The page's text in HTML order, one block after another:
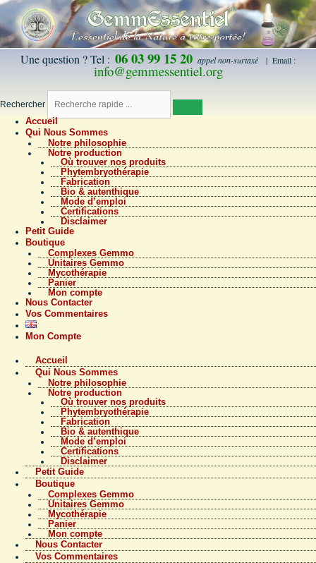
Une question ? Tel : 06 03 99 15 20 appel non-surtaxé | Email :
info@gemmessentiel.org
Rechercher
Accueil
Qui Nous Sommes
Notre philosophie
Notre production
Où trouver nos produits
Phytembryothérapie
Fabrication
Bio & autenthique
Mode d’emploi
Certifications
Disclaimer
Petit Guide
Boutique
Complexes Gemmo
Unitaires Gemmo
Mycothérapie
Panier
Mon compte
Nous Contacter
Vos Commentaires
Mon Compte
Accueil
Qui Nous Sommes
Notre philosophie
Notre production
Où trouver nos produits
Phytembryothérapie
Fabrication
Bio & autenthique
Mode d’emploi
Certifications
Disclaimer
Petit Guide
Boutique
Complexes Gemmo
Unitaires Gemmo
Mycothérapie
Panier
Mon compte
Nous Contacter
Vos Commentaires